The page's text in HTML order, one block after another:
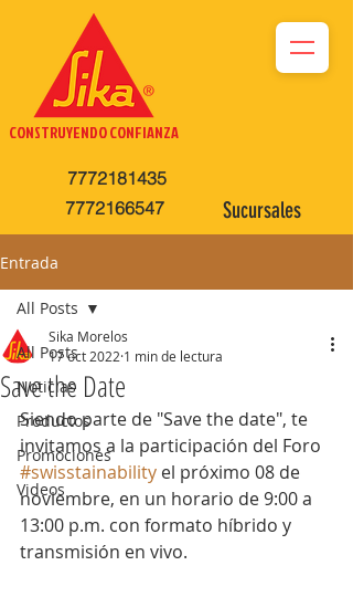
CONSTRUYENDO CONFIANZA
Sucursales
7772181435
7772166547
Entrada
All Posts
Noticias
Productos
Promociones
Videos
All Posts
Save the Date
Sika Morelos
17 oct 2022 1 min de lectura
Siendo parte de "Save the date", te
invitamos a la participación del Foro
#swisstainability el próximo 08 de
noviembre, en un horario de 9:00 a
13:00 p.m. con formato híbrido y
transmisión en vivo.